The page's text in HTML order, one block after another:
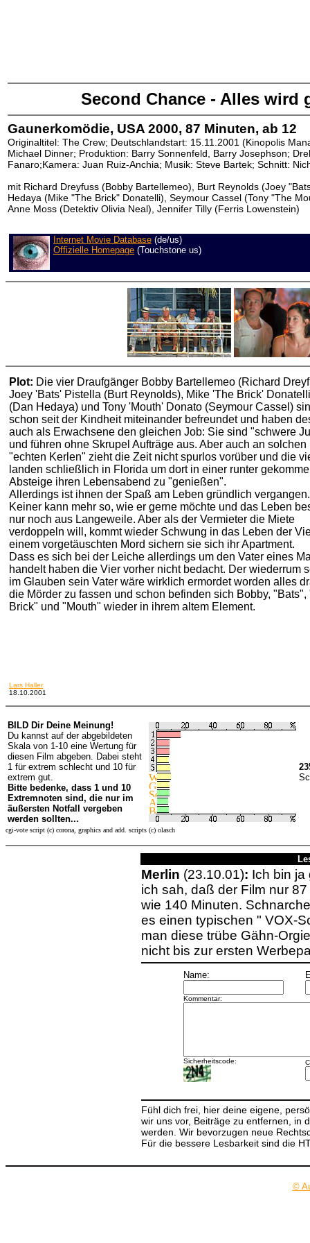
Second Chance - Alles wird
Gaunerkomödie, USA 2000, 87 Minuten, ab 12
Originaltitel: The Crew; Deutschlandstart: 15.11.2001 (Kinopolis
Michael Dinner; Produktion: Barry Sonnenfeld, Barry Josephson;
Fanaro;Kamera: Juan Ruiz-Anchia; Musik: Steve Bartek; Schnitt:
mit Richard Dreyfuss (Bobby Bartellemeo),
Burt Reynolds (Joey
Hedaya (Mike "The Brick" Donatelli), Seymour Cassel (Tony "The
Anne Moss (Detektiv Olivia Neal), Jennifer Tilly (Ferris Lowenstein)
Internet Movie Database (de/us)
Offizielle Homepage (Touchstone us)
Plot: Die vier Draufgänger Bobby Bartellemeo (Richard
Joey 'Bats' Pistella (Burt Reynolds), Mike 'The Brick' Donatelli
(Dan Hedaya) und Tony 'Mouth' Donato (Seymour Cassel)
schon seit der Kindheit miteinander befreundet und haben
auch als Erwachsene den gleichen Job: Sie sind "schwere
und führen ohne Skrupel Aufträge aus. Aber auch an solchen
"echten Kerlen" zieht die Zeit nicht spurlos vorüber und die
landen schließlich in Florida um dort in einer runter
Absteige ihren Lebensabend zu "genießen".
Allerdings ist ihnen der Spaß am Leben gründlich vergangen.
Keiner kann mehr so, wie er gerne möchte und das Leben
nur noch aus Langeweile. Aber als der Vermieter die Miete
verdoppeln will, kommt wieder Schwung in das Leben der
einem vorgetäuschten Mord sichern sie sich ihr Apartment.
Dass es sich bei der Leiche allerdings um den Vater eines
handelt haben die Vier vorher nicht bedacht. Der wiederrum
im Glauben sein Vater wäre wirklich ermordet worden alles
die Mörder zu fassen und schon befinden sich Bobby, "Bats",
Brick" und "Mouth" wieder in ihrem altem Element.
Lars Haller
18.10.2001
BILD Dir Deine Meinung!
Du kannst auf der abgebildeten
Skala von 1-10 eine Wertung für
diesen Film abgeben. Dabei steht
1 für extrem schlecht und 10 für
extrem gut.
Bitte bedenke, dass 1 und 10
Extremnoten sind, die nur im
äußersten Notfall vergeben
werden sollten...
cgi-vote script (c) corona, graphics and add. scripts (c) olasch
Merlin (23.10.01): Ich bin ja
ich sah, daß der Film nur
wie 140 Minuten.
es einen typischen " VOX-
man diese trübe Gähn-
nicht bis zur ersten
Name:
Kommentar:
Sicherheitscode:
Fühl dich frei, hier deine eigene,
wir uns vor, Beiträge zu entfernen, in
werden. Wir bevorzugen neue
Für die bessere Lesbarkeit sind die
©